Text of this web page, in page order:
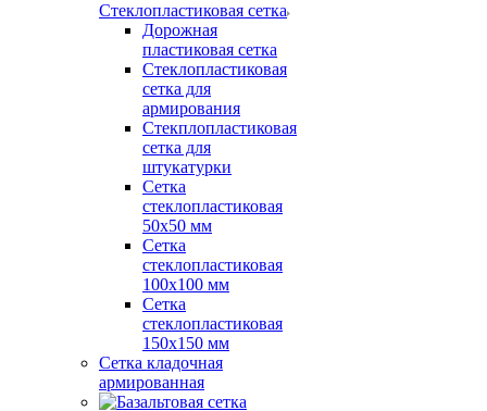
Стеклопластиковая сетка
Дорожная
пластиковая сетка
Стеклопластиковая
сетка для
армирования
Стекплопластиковая
сетка для
штукатурки
Сетка
стеклопластиковая
50x50 мм
Сетка
стеклопластиковая
100x100 мм
Сетка
стеклопластиковая
150x150 мм
Сетка кладочная
армированная